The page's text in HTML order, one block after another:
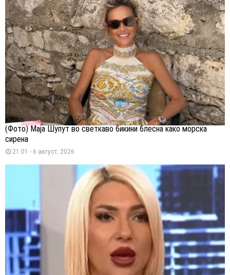
(Фото) Маја Шупут во светкаво бикини блесна како морска
сирена
21:01 - 6 август, 2026